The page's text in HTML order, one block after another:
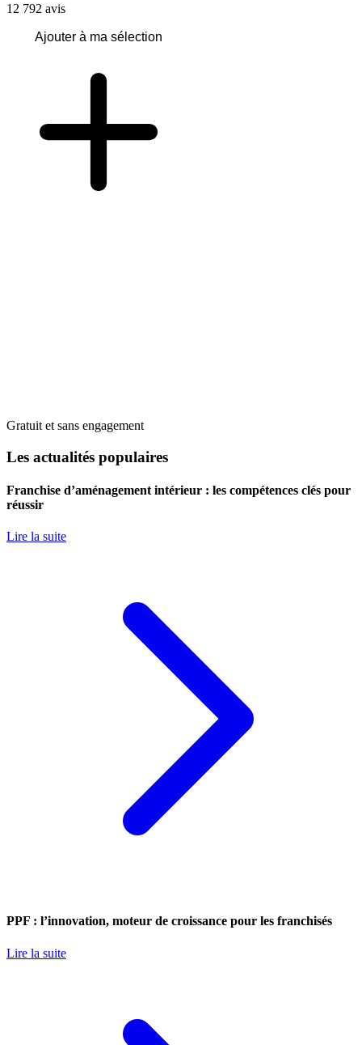
12 792 avis
Ajouter à ma sélection
Gratuit et sans engagement
Les actualités populaires
Franchise d’aménagement intérieur : les compétences clés pour
réussir
Lire la suite
PPF : l’innovation, moteur de croissance pour les franchisés
Lire la suite